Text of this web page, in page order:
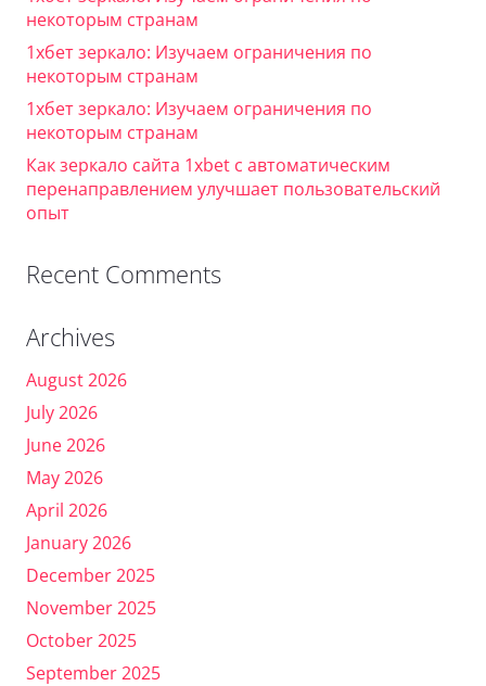
некоторым странам
1хбет зеркало: Изучаем ограничения по
некоторым странам
1хбет зеркало: Изучаем ограничения по
некоторым странам
Как зеркало сайта 1xbet с автоматическим
перенаправлением улучшает пользовательский
опыт
Recent Comments
Archives
August 2026
July 2026
June 2026
May 2026
April 2026
January 2026
December 2025
November 2025
October 2025
September 2025